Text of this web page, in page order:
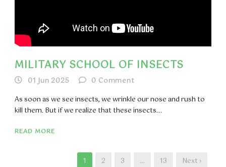
MILITARY SCHOOL OF INSECTS
01 Jun 2025 0 Comment
As soon as we see insects, we wrinkle our nose and rush to
kill them. But if we realize that these insects...
READ MORE
1 2 3 … 13 Next ›